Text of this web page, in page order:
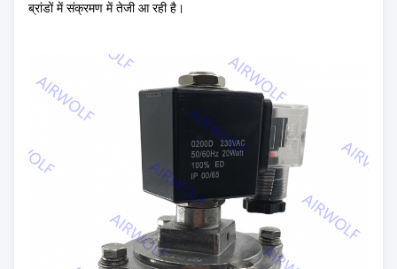
ब्रांडों में संक्रमण में तेजी आ रही है।